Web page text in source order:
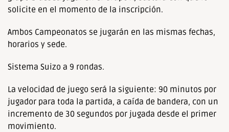
solicite en el momento de la inscripción.
Ambos Campeonatos se jugarán en las mismas fechas,
horarios y sede.
Sistema Suizo a 9 rondas.
La velocidad de juego será la siguiente: 90 minutos por
jugador para toda la partida, a caída de bandera, con un
incremento de 30 segundos por jugada desde el primer
movimiento.